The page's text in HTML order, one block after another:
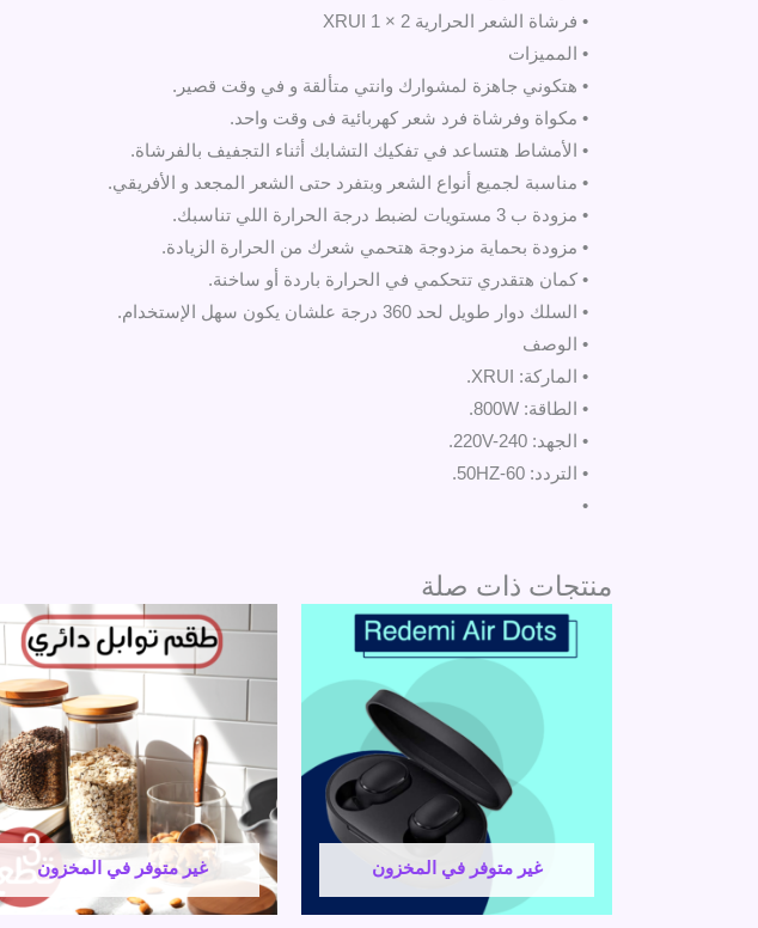
• فرشاة الشعر الحرارية 2 × 1 XRUI
• المميزات
• هتكوني جاهزة لمشوارك وانتي متألقة و في وقت قصير.
• مكواة وفرشاة فرد شعر كهربائية فى وقت واحد.
• الأمشاط هتساعد في تفكيك التشابك أثناء التجفيف بالفرشاة.
• مناسبة لجميع أنواع الشعر وبتفرد حتى الشعر المجعد و الأفريقي.
• مزودة ب 3 مستويات لضبط درجة الحرارة اللي تناسبك.
• مزودة بحماية مزدوجة هتحمي شعرك من الحرارة الزيادة.
• كمان هتقدري تتحكمي في الحرارة باردة أو ساخنة.
• السلك دوار طويل لحد 360 درجة علشان يكون سهل الإستخدام.
• الوصف
• الماركة: XRUI.
• الطاقة: 800W.
• الجهد: 220V-240.
• التردد: 50HZ-60.
•
منتجات ذات صلة
غير متوفر في المخزون غير متوفر في المخزون